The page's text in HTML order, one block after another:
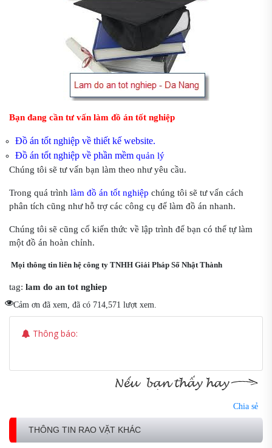
Bạn đang cần tư vấn làm đồ án tốt nghiệp
Đồ án tốt nghiệp về thiết kế website.
Đồ án tốt nghiệp về phần mềm quản lý
Chúng tôi sẽ tư vấn bạn làm theo như yêu cầu.
Trong quá trình làm đồ án tốt nghiệp chúng tôi sẽ tư vấn cách
phân tích cũng như hỗ trợ các công cụ để làm đồ án nhanh.
Chúng tôi sẽ cũng cố kiến thức về lập trình để bạn có thể tự làm
một đồ án hoàn chỉnh.
Mọi thông tin liên hệ công ty TNHH Giải Pháp Số Nhật Thành
tag: lam do an tot nghiep
Cảm ơn đã xem, đã có 714,571 lượt xem.
Thông báo:
Chia sẻ
THÔNG TIN RAO VẶT KHÁC